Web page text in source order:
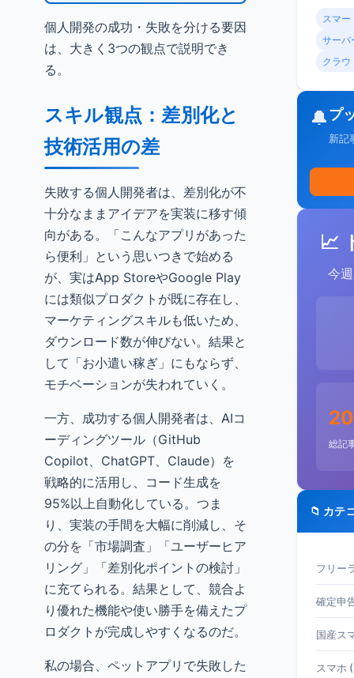
個人開発の成功・失敗を分ける要因
は、大きく3つの観点で説明でき
る。
スキル観点：差別化と
技術活用の差
失敗する個人開発者は、差別化が不
十分なままアイデアを実装に移す傾
向がある。「こんなアプリがあった
ら便利」という思いつきで始める
が、実はApp StoreやGoogle Play
には類似プロダクトが既に存在し、
マーケティングスキルも低いため、
ダウンロード数が伸びない。結果と
して「お小遣い稼ぎ」にもならず、
モチベーションが失われていく。
一方、成功する個人開発者は、AIコ
ーディングツール（GitHub
Copilot、ChatGPT、Claude）を
戦略的に活用し、コード生成を
95%以上自動化している。つま
り、実装の手間を大幅に削減し、そ
の分を「市場調査」「ユーザーヒア
リング」「差別化ポイントの検討」
に充てられる。結果として、競合よ
り優れた機能や使い勝手を備えたプ
ロダクトが完成しやすくなるのだ。
私の場合、ペットアプリで失敗した
スマー
サーバ
クラウ
🔔プ
新記
📈
今
総記
📁 カテ
フリー
確定申
国産ス
スマホ